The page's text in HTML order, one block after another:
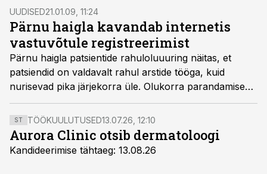
ravivõimaluste arendamise eest Pärnus.
UUDISED21.01.09, 11:24
Pärnu haigla kavandab internetis
vastuvõtule registreerimist
Pärnu haigla patsientide rahuloluuuring näitas, et
patsiendid on valdavalt rahul arstide tööga, kuid
nurisevad pika järjekorra üle. Olukorra parandamiseks
suunab haigla osa patsiente õdede vastuvõtule ning
plaanib avada Internetis arsti juurde registreerimise.
ST TÖÖKUULUTUSED13.07.26, 12:10
Aurora Clinic otsib dermatoloogi
Kandideerimise tähtaeg: 13.08.26